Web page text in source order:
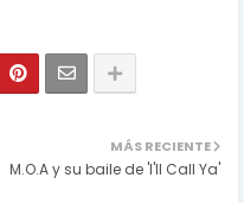
MÁS RECIENTE
M.O.A y su baile de 'I'll Call Ya'